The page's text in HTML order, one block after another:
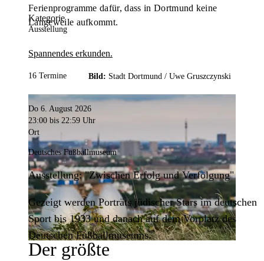
Ferienprogramme dafür, dass in Dortmund keine
Langeweile aufkommt.
Spannendes erkunden.
Bild: Stadt Dortmund / Uwe Gruszczynski
Der größte
Kategorie
Ausstellung
16 Termine
Do 6. August 2026
23:00 bis 22:59 Uhr
Ort
Deutsches Fußballmuseum
Ausstellung: "Zwischen Erfolg und Verfolgung"
Gezeigt werden Porträts jüdischer Stars im deutschen
Sport bis 1933 und danach auf dem Vorplatz des
Deutschen Fußballmuseums.